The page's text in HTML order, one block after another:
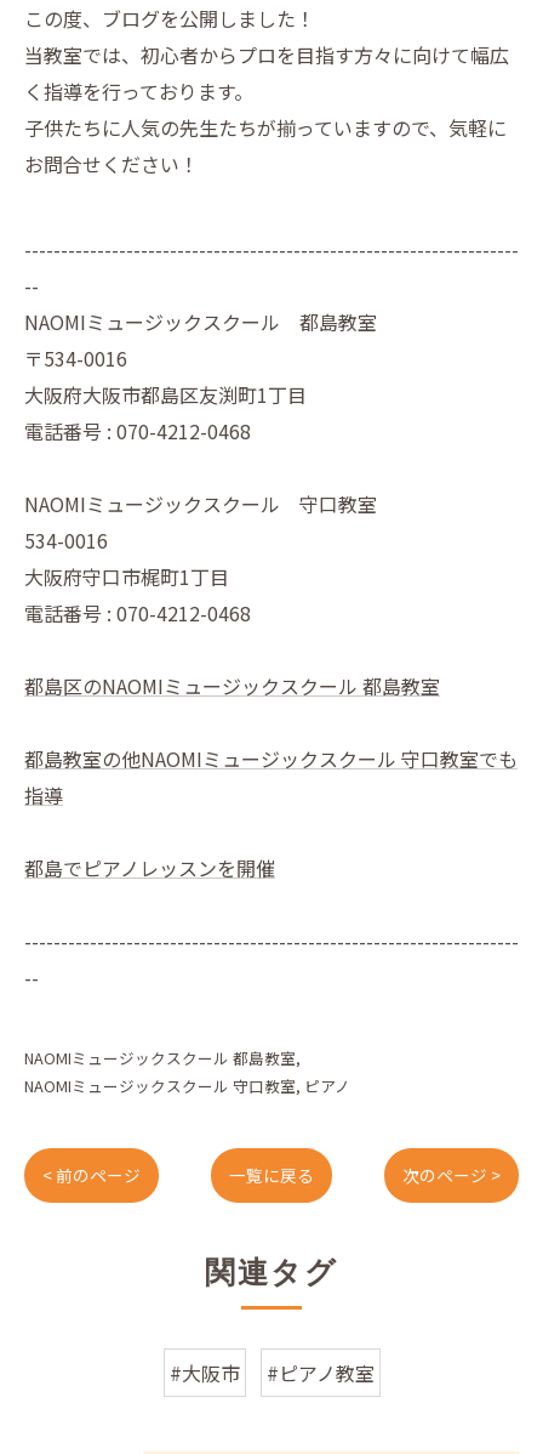
この度、ブログを公開しました！
当教室では、初心者からプロを目指す方々に向けて幅広
く指導を行っております。
子供たちに人気の先生たちが揃っていますので、気軽に
お問合せください！
--------------------------------------------------------------------
--
NAOMIミュージックスクール 都島教室
〒534-0016
大阪府大阪市都島区友渕町1丁目
電話番号 : 070-4212-0468
NAOMIミュージックスクール 守口教室
534-0016
大阪府守口市梶町1丁目
電話番号 : 070-4212-0468
都島区のNAOMIミュージックスクール 都島教室
都島教室の他NAOMIミュージックスクール 守口教室でも
指導
都島でピアノレッスンを開催
--------------------------------------------------------------------
--
NAOMIミュージックスクール 都島教室
NAOMIミュージックスクール 守口教室 ピアノ
< 前のページ 一覧に戻る 次のページ >
関連タグ
#大阪市 #ピアノ教室